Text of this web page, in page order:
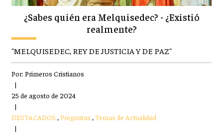
¿Sabes quién era Melquisedec? - ¿Existió
realmente?
"MELQUISEDEC, REY DE JUSTICIA Y DE PAZ"
Por: Primeros Cristianos
|
25 de agosto de 2024
|
DESTACADOS ,Preguntas ,Temas de Actualidad
|